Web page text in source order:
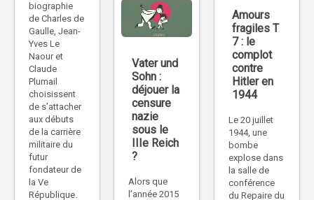
biographie
de Charles de
Gaulle, Jean-
Yves Le
Naour et
Claude
Plumail
choisissent
de s’attacher
aux débuts
de la carrière
militaire du
futur
fondateur de
la Ve
République.
Amours
fragiles T
7 : le
complot
contre
Hitler en
1944
Le 20 juillet
1944, une
bombe
explose dans
la salle de
conférence
du Repaire du
Vater und
Sohn :
déjouer la
censure
nazie
sous le
IIIe Reich
?
Alors que
l’année 2015